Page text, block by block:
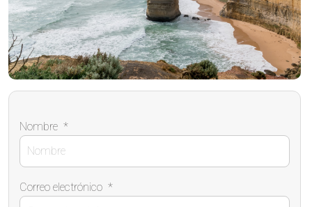
Nombre *
Correo electrónico *